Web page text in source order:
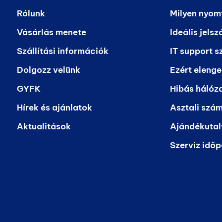
Rólunk
Vásárlás menete
Szállítási információk
Dolgozz velünk
GYFK
Hírek és ajánlatok
Aktualitások
Milyen
Ideális
IT support
Ezért
Hibás
Asztali
Szerviz